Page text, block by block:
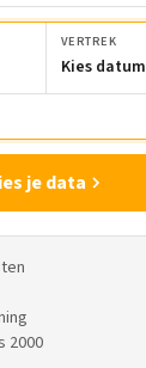
VERTREK
Kies datum
je data
2000